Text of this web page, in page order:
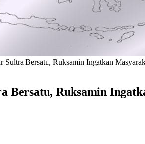
Sultra Bersatu, Ruksamin Ingatkan
Bersatu, Ruksamin